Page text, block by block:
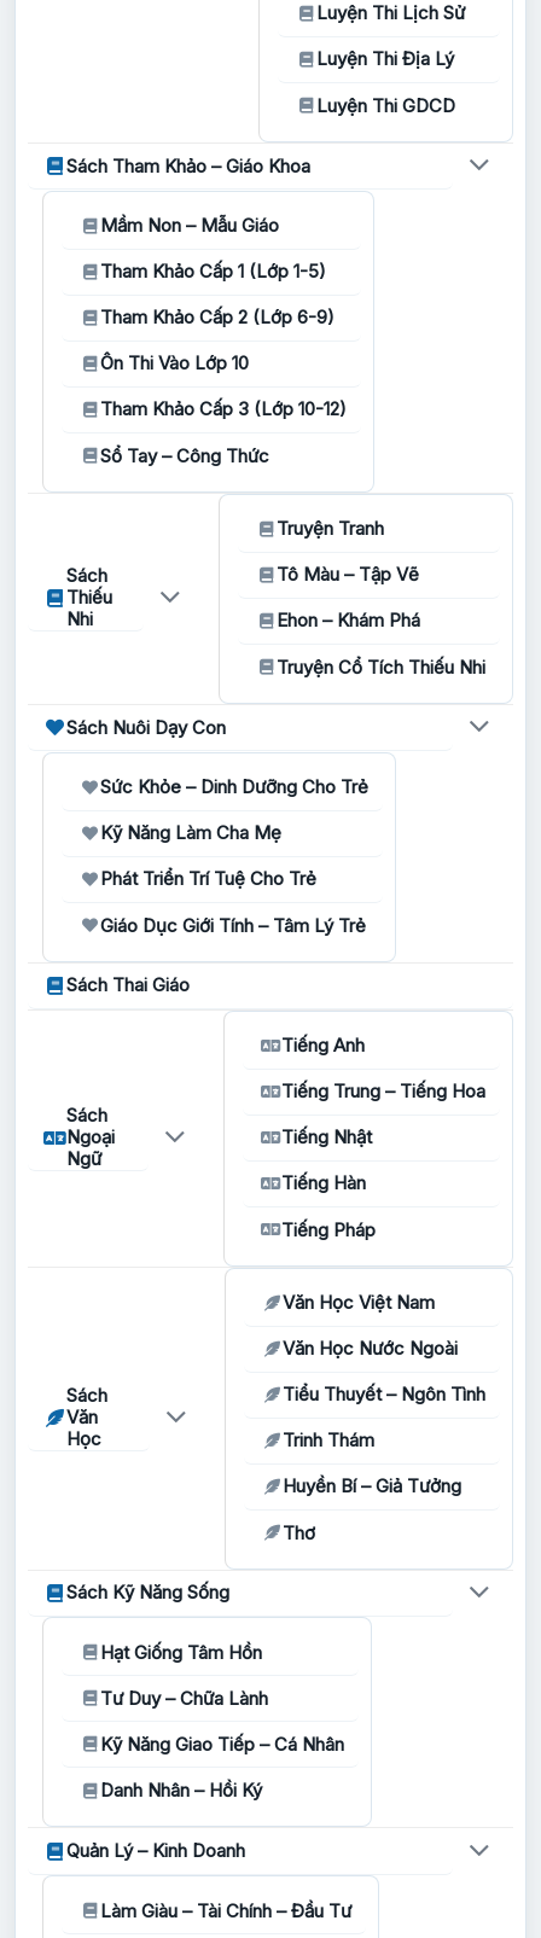
Luyện Thi Lịch Sử
Luyện Thi Địa Lý
Luyện Thi GDCD
Sách Tham Khảo – Giáo Khoa
Mầm Non – Mẫu Giáo
Tham Khảo Cấp 1 (Lớp 1-5)
Tham Khảo Cấp 2 (Lớp 6-9)
Ôn Thi Vào Lớp 10
Tham Khảo Cấp 3 (Lớp 10-12)
Sổ Tay – Công Thức
Sách
Thiếu
Nhi
Truyện Tranh
Tô Màu – Tập Vẽ
Ehon – Khám Phá
Truyện Cổ Tích Thiếu Nhi
Sách Nuôi Dạy Con
Sức Khỏe – Dinh Dưỡng Cho Trẻ
Kỹ Năng Làm Cha Mẹ
Phát Triển Trí Tuệ Cho Trẻ
Giáo Dục Giới Tính – Tâm Lý Trẻ
Sách Thai Giáo
Sách
Ngoại
Ngữ
Tiếng Anh
Tiếng Trung – Tiếng Hoa
Tiếng Nhật
Tiếng Hàn
Tiếng Pháp
Sách
Văn
Học
Văn Học Việt Nam
Văn Học Nước Ngoài
Tiểu Thuyết – Ngôn Tình
Trinh Thám
Huyền Bí – Giả Tưởng
Thơ
Sách Kỹ Năng Sống
Hạt Giống Tâm Hồn
Tư Duy – Chữa Lành
Kỹ Năng Giao Tiếp – Cá Nhân
Danh Nhân – Hồi Ký
Quản Lý – Kinh Doanh
Làm Giàu – Tài Chính – Đầu Tư